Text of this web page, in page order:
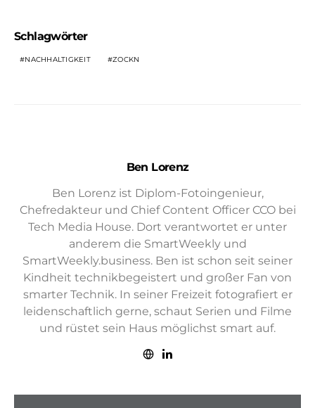
Schlagwörter
NACHHALTIGKEIT ZOCKN
Ben Lorenz
Ben Lorenz ist Diplom-Fotoingenieur,
Chefredakteur und Chief Content Officer CCO bei
Tech Media House. Dort verantwortet er unter
anderem die SmartWeekly und
SmartWeekly.business. Ben ist schon seit seiner
Kindheit technikbegeistert und großer Fan von
smarter Technik. In seiner Freizeit fotografiert er
leidenschaftlich gerne, schaut Serien und Filme
und rüstet sein Haus möglichst smart auf.